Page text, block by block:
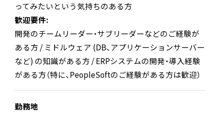
ってみたいという気持ちのある方
歓迎要件:
開発のチームリーダー・サブリーダーなどのご経験が
ある方 / ミドルウェア (DB、アプリケーションサーバー
など) の知識がある方 / ERPシステムの開発・導入経験
がある方（特に、PeopleSoftのご経験がある方は歓迎）
勤務地